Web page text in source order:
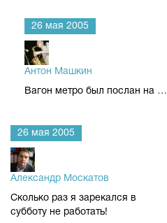
26 мая 2005
Антон Машкин
Вагон метро был послан на …
26 мая 2005
Александр Москатов
Сколько раз я зарекался в
субботу не работать!